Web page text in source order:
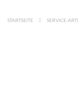
STARTSEITE SERVICE-